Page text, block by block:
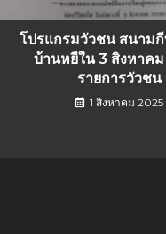
โปรแกรมวัวชน สนาม
บ้านหยีใน 3 สิงหาค
รายการวัวชน
1 สิงหาคม 2025